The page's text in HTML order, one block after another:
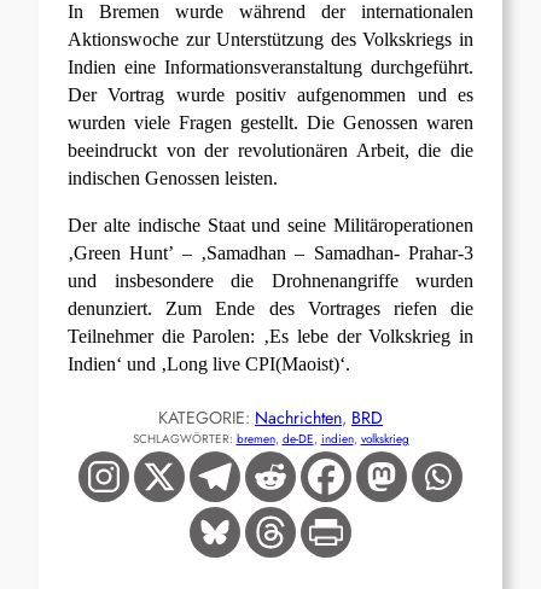
In Bremen wurde während der internationalen
Aktionswoche zur Unterstützung des Volkskriegs in
Indien eine Informationsveranstaltung durchgeführt.
Der Vortrag wurde positiv aufgenommen und es
wurden viele Fragen gestellt. Die Genossen waren
beeindruckt von der revolutionären Arbeit, die die
indischen Genossen leisten.
Der alte indische Staat und seine Militäroperationen
‚Green Hunt’ – ‚Samadhan – Samadhan- Prahar-3
und insbesondere die Drohnenangriffe wurden
denunziert. Zum Ende des Vortrages riefen die
Teilnehmer die Parolen: ‚Es lebe der Volkskrieg in
Indien‘ und ‚Long live CPI(Maoist)‘.
KATEGORIE: Nachrichten, BRD
SCHLAGWÖRTER: bremen, de-DE, indien, volkskrieg